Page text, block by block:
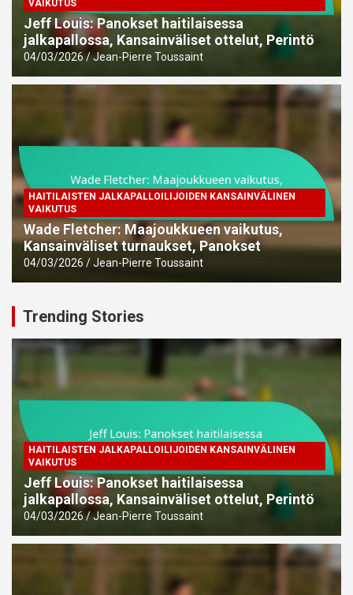
VAIKUTUS
Jeff Louis: Panokset haitilaisessa
jalkapallossa, Kansainväliset ottelut, Perintö
04/03/2026 Jean-Pierre Toussaint
HAITILAISTEN JALKAPALLOILIJOIDEN KANSAINVÄLINEN
VAIKUTUS
Wade Fletcher: Maajoukkueen vaikutus,
Kansainväliset turnaukset, Panokset
04/03/2026 Jean-Pierre Toussaint
Trending Stories
HAITILAISTEN JALKAPALLOILIJOIDEN KANSAINVÄLINEN
VAIKUTUS
Jeff Louis: Panokset haitilaisessa
jalkapallossa, Kansainväliset ottelut, Perintö
04/03/2026 Jean-Pierre Toussaint